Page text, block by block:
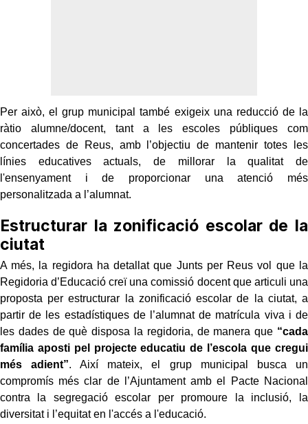
Per això, el grup municipal també exigeix una reducció de la
ràtio alumne/docent, tant a les escoles públiques com
concertades de Reus, amb l’objectiu de mantenir totes les
línies educatives actuals, de millorar la qualitat de
l'ensenyament i de proporcionar una atenció més
personalitzada a l’alumnat.
Estructurar la zonificació escolar de la
ciutat
A més, la regidora ha detallat que Junts per Reus vol que la
Regidoria d’Educació creï una comissió docent que articuli una
proposta per estructurar la zonificació escolar de la ciutat, a
partir de les estadístiques de l’alumnat de matrícula viva i de
les dades de què disposa la regidoria, de manera que “cada
família aposti pel projecte educatiu de l’escola que cregui
més adient”. Així mateix, el grup municipal busca un
compromís més clar de l’Ajuntament amb el Pacte Nacional
contra la segregació escolar per promoure la inclusió, la
diversitat i l’equitat en l'accés a l'educació.